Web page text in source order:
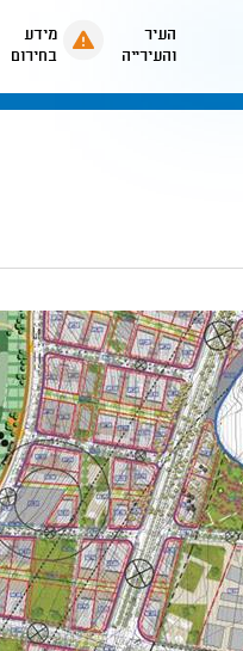
העיר
והעירייה
מידע
בחירום